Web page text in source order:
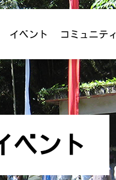
イベント コミュニティ
ベント